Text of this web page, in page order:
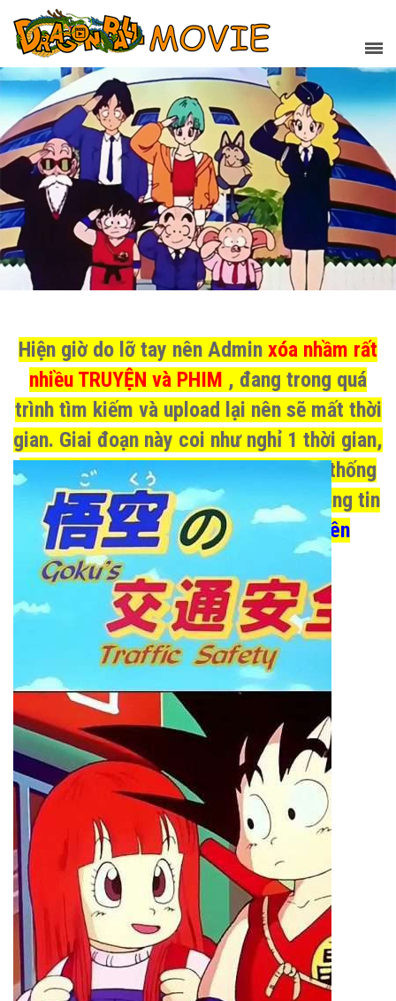
Hiện giờ do lỡ tay nên Admin xóa nhầm rất
nhiều TRUYỆN và PHIM , đang trong quá
trình tìm kiếm và upload lại nên sẽ mất thời
gian. Giai đoạn này coi như nghỉ 1 thời gian,
Admin cũng đang làm lại toàn bộ hệ thống
Phim, truyện, wiki, Nhạc, games..Thông tin
trao đổi chi tiết vàonhóm WIKI trên
facebooknhé